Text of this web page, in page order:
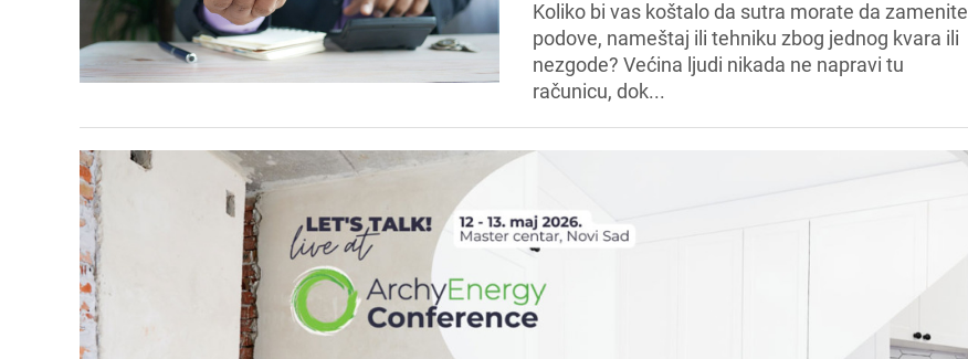
Koliko bi vas koštalo da sutra morate da zamenite
podove, nameštaj ili tehniku zbog jednog kvara ili
nezgode? Većina ljudi nikada ne napravi tu
računicu, dok...